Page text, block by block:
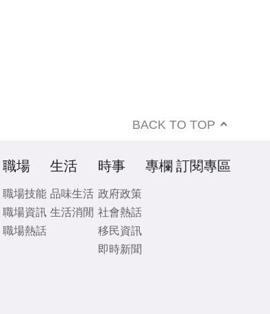
BACK TO TOP
職場
職場技能
職場資訊
職場熱話
生活
品味生活
生活消閒
時事
政府政策
社會熱話
移民資訊
即時新聞
專欄 訂閱專區